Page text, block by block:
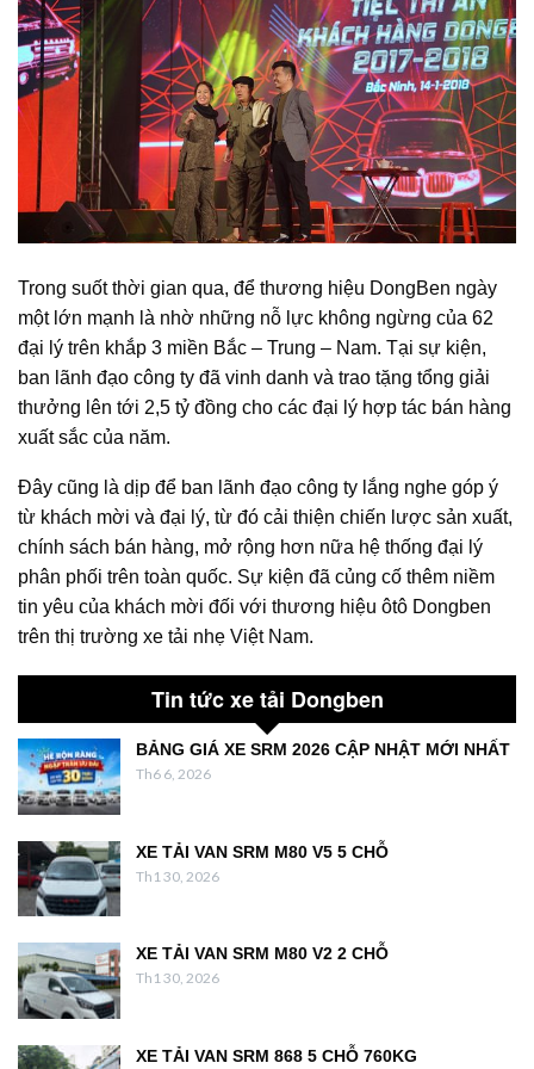
Trong suốt thời gian qua, để thương hiệu DongBen ngày
một lớn mạnh là nhờ những nỗ lực không ngừng của 62
đại lý trên khắp 3 miền Bắc – Trung – Nam. Tại sự kiện,
ban lãnh đạo công ty đã vinh danh và trao tặng tổng giải
thưởng lên tới 2,5 tỷ đồng cho các đại lý hợp tác bán hàng
xuất sắc của năm.
Đây cũng là dịp để ban lãnh đạo công ty lắng nghe góp ý
từ khách mời và đại lý, từ đó cải thiện chiến lược sản xuất,
chính sách bán hàng, mở rộng hơn nữa hệ thống đại lý
phân phối trên toàn quốc. Sự kiện đã củng cố thêm niềm
tin yêu của khách mời đối với thương hiệu ôtô Dongben
trên thị trường xe tải nhẹ Việt Nam.
Tin tức xe tải Dongben
BẢNG GIÁ XE SRM 2026 CẬP NHẬT MỚI NHẤT
Th6 6, 2026
XE TẢI VAN SRM M80 V5 5 CHỖ
Th1 30, 2026
XE TẢI VAN SRM M80 V2 2 CHỖ
Th1 30, 2026
XE TẢI VAN SRM 868 5 CHỖ 760KG